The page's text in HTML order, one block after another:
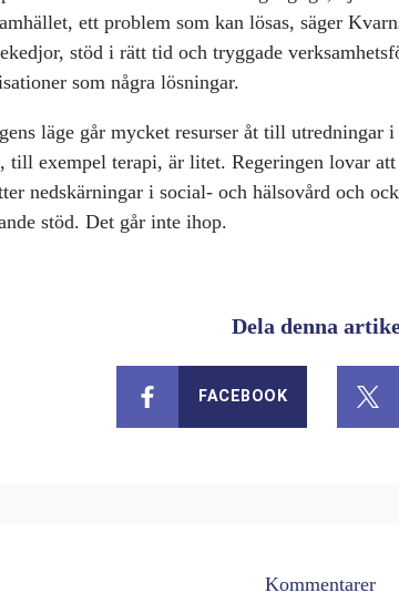
ett problem som kan lösas, säger
stöd i rätt tid och tryggade
som några lösningar.
läge går mycket resurser åt till utredningar
till exempel terapi, är litet. Regeringen lovar
nedskärningar i social- och hälsovård och
stöd. Det går inte ihop.
Dela denna
FACEBOOK
Kommentarer